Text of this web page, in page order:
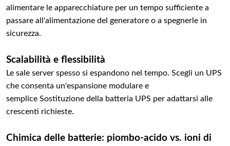
alimentare le apparecchiature per un tempo sufficiente a
passare all'alimentazione del generatore o a spegnerle in
sicurezza.
Scalabilità e flessibilità
Le sale server spesso si espandono nel tempo. Scegli un UPS
che consenta un'espansione modulare e
semplice Sostituzione della batteria UPS per adattarsi alle
crescenti richieste.
Chimica delle batterie: piombo-acido vs. ioni di